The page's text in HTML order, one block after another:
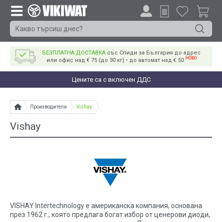
БЕЗПЛАТНА ДОСТАВКА със Спиди за България до адрес
или офис над € 75 (до 30 кг) • до автомат над € 50 НОВО
Цените са с включен ДДС
Производители Vishay
Vishay
VISHAY Intertechnology е американска компания, основана
през 1962 г., която предлага богат избор от ценерови диоди,